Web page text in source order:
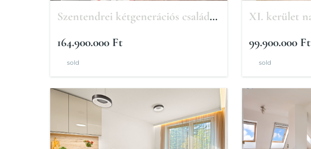
Szentendrei kétgenerációs családi
164.900.000 Ft
sold
99.900.000 Ft
sold